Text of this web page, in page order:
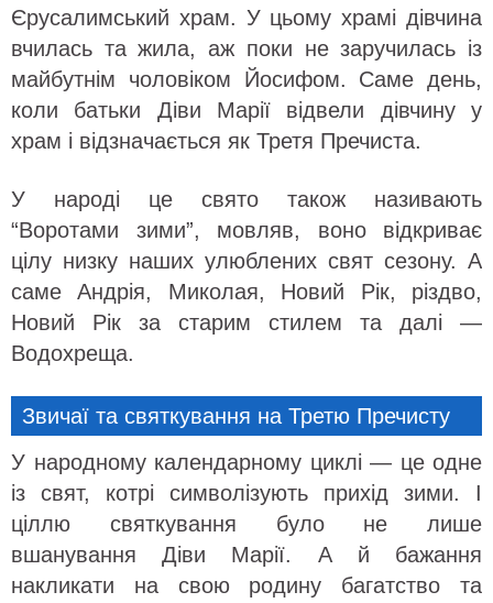
Єрусалимський храм. У цьому храмі дівчина
вчилась та жила, аж поки не заручилась із
майбутнім чоловіком Йосифом. Саме день,
коли батьки Діви Марії відвели дівчину у
храм і відзначається як Третя Пречиста.
У народі це свято також називають
“Воротами зими”, мовляв, воно відкриває
цілу низку наших улюблених свят сезону. А
саме Андрія, Миколая, Новий Рік, різдво,
Новий Рік за старим стилем та далі —
Водохреща.
Звичаї та святкування на Третю Пречисту
У народному календарному циклі — це одне
із свят, котрі символізують прихід зими. І
ціллю святкування було не лише
вшанування Діви Марії. А й бажання
накликати на свою родину багатство та